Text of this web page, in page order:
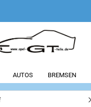
AUTOS BREMSEN